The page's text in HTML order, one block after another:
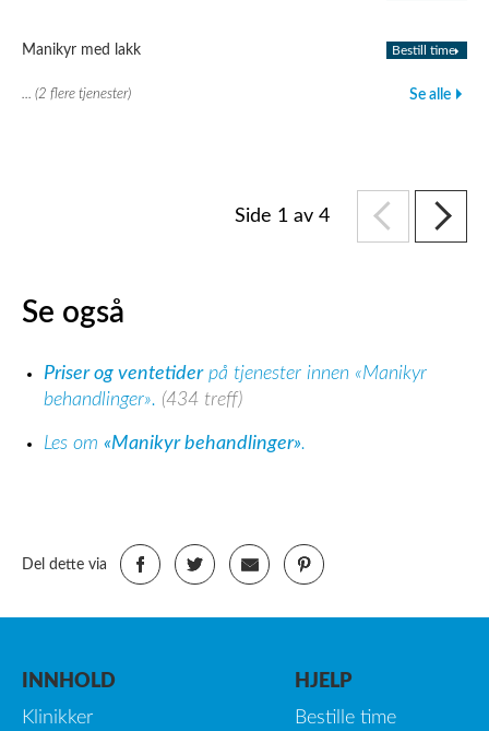
Manikyr med lakk Bestill time
... (2 flere tjenester) Se alle
Side 1 av 4
Se også
Priser og ventetiderpå tjenester innen «Manikyr
behandlinger». (434 treff)
Les om «Manikyr behandlinger».
Del dette via
INNHOLD
Klinikker
HJELP
Bestille time